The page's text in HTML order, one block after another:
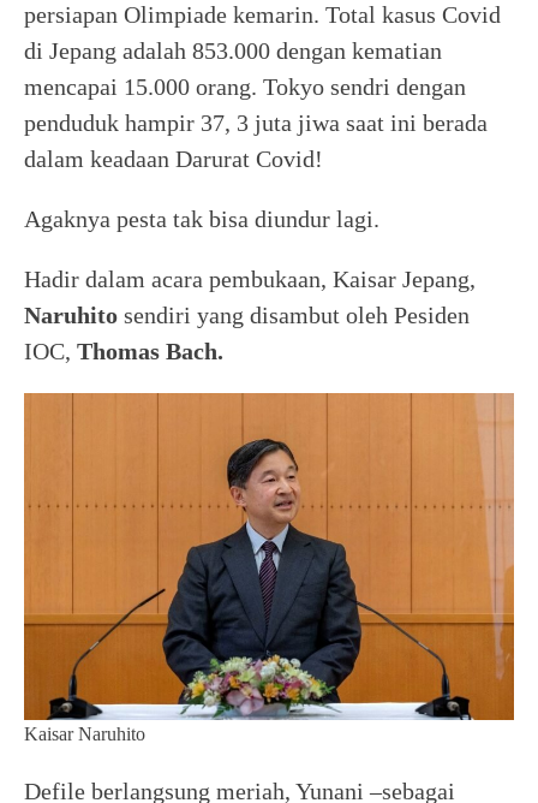
persiapan Olimpiade kemarin. Total kasus Covid
di Jepang adalah 853.000 dengan kematian
mencapai 15.000 orang. Tokyo sendri dengan
penduduk hampir 37, 3 juta jiwa saat ini berada
dalam keadaan Darurat Covid!
Agaknya pesta tak bisa diundur lagi.
Hadir dalam acara pembukaan, Kaisar Jepang,
Naruhito sendiri yang disambut oleh Pesiden
IOC, Thomas Bach.
Kaisar Naruhito
Defile berlangsung meriah, Yunani –sebagai